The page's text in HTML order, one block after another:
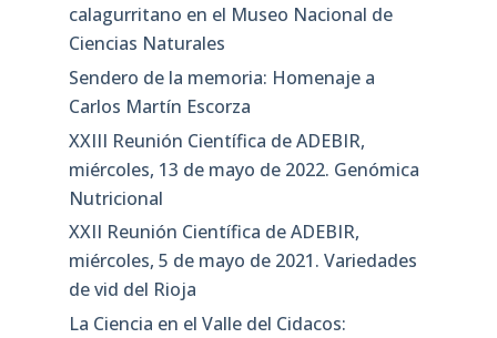
calagurritano en el Museo Nacional de
Ciencias Naturales
Sendero de la memoria: Homenaje a
Carlos Martín Escorza
XXIII Reunión Científica de ADEBIR,
miércoles, 13 de mayo de 2022. Genómica
Nutricional
XXII Reunión Científica de ADEBIR,
miércoles, 5 de mayo de 2021. Variedades
de vid del Rioja
La Ciencia en el Valle del Cidacos: